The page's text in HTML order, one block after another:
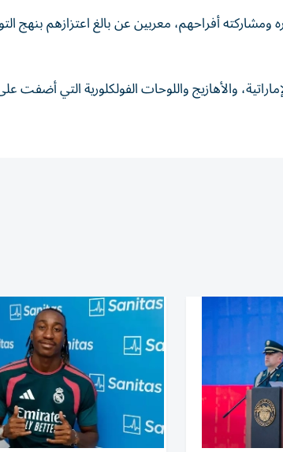
أفراحهم، معربين عن بالغ اعتزازهم بنهج
والأهازيج واللوحات الفولكلورية التي أضفت